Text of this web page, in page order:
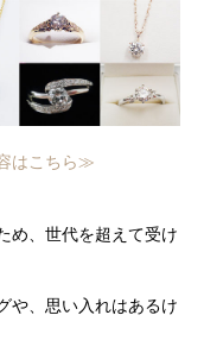
はこちら≫
め、世代を超えて受け
や、思い入れはあるけ